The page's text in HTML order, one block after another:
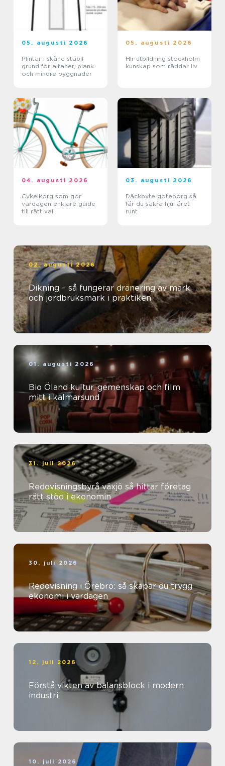
05. augusti 2026
Plintar i skåne stabil
grund för altaner, plank
och mindre byggnader
05. augusti 2026
Hlr utbildning stockholm
kunskap som räddar liv
04. augusti 2026
Cykelkorg som gör
vardagen enklare guide
till rätt val
03. augusti 2026
Däckbyte göteborg så
får du säkra hjul året
runt
02. augusti 2026
Dikning – så fungerar dränering av mark
och jordbruksmark i praktiken
01. augusti 2026
Bio Öland kultur, gemenskap och film
mitt i kalmarsund
31. juli 2026
Redovisningsbyrå växjö så hittar företag
rätt stöd i ekonomin
30. juli 2026
Redovisning i Örebro: så skapar du trygg
ekonomi i vardagen
12. juli 2026
Förstå vikten av balansblock i modern
industri
10. juli 2026